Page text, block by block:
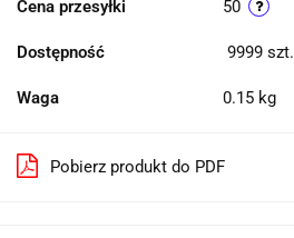
Cena przesyłki 50
Dostępność 9999 szt.
Waga 0.15 kg
Pobierz produkt do PDF